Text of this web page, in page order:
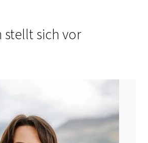
stellt sich vor